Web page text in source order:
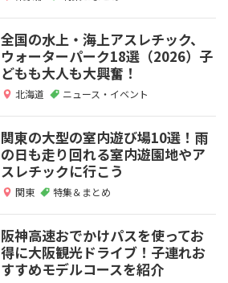
全国の水上・海上アスレチック、
ウォーターパーク18選（2026）子
どもも大人も大興奮！
北海道 ニュース・イベント
関東の大型の室内遊び場10選！雨
の日も走り回れる室内遊園地やア
スレチックに行こう
関東 特集＆まとめ
阪神高速おでかけパスを使ってお
得に大阪観光ドライブ！子連れお
すすめモデルコースを紹介